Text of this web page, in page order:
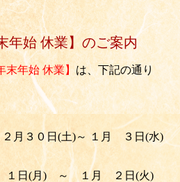
年始 休業】のご案内
末年始 休業】は、下記の通り
２月３０日(土)～ １月 ３日(水)
日(月) ～ １月 ２日(火)